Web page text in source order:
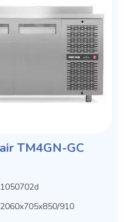
TM4GN-GC
1050702d
2060x705x850/910